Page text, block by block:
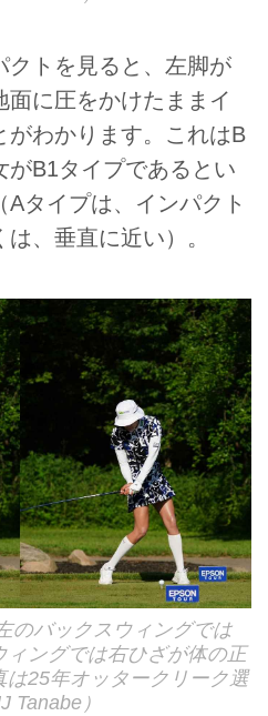
クトを見ると、左脚が
に圧をかけたままイ
がわかります。これはB
がB1タイプであるとい
タイプは、インパクト
、垂直に近い）。
のバックスウィングでは
ングでは右ひざが体の正
は25年オッタークリーク選
Tanabe）